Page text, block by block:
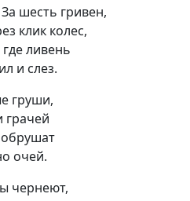
шесть гривен,
клик колес,
ливень
и слез.
груши,
грачей
очей.
чернеют,